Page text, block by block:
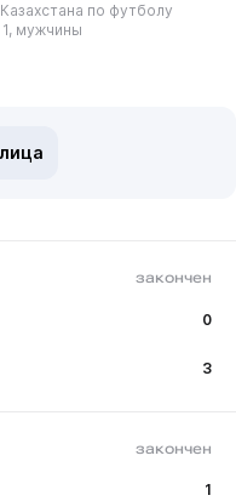
по футболу
1, мужчины
закончен
0
3
закончен
1